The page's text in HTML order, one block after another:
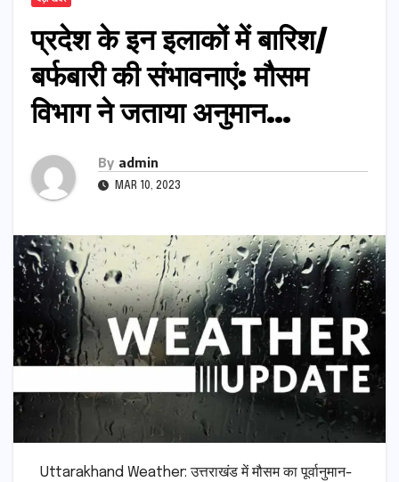
प्रदेश के इन इलाकों में बारिश/
बर्फबारी की संभावनाएं: मौसम
विभाग ने जताया अनुमान…
By admin
MAR 10, 2023
Uttarakhand Weather: उत्तराखंड में मौसम का पूर्वानुमान-